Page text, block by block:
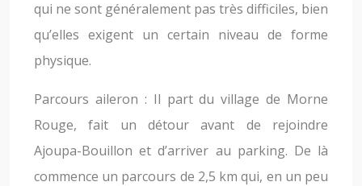
qui ne sont généralement pas très difficiles, bien
qu’elles exigent un certain niveau de forme
physique.
Parcours aileron : Il part du village de Morne
Rouge, fait un détour avant de rejoindre
Ajoupa-Bouillon et d’arriver au parking. De là
commence un parcours de 2,5 km qui, en un peu